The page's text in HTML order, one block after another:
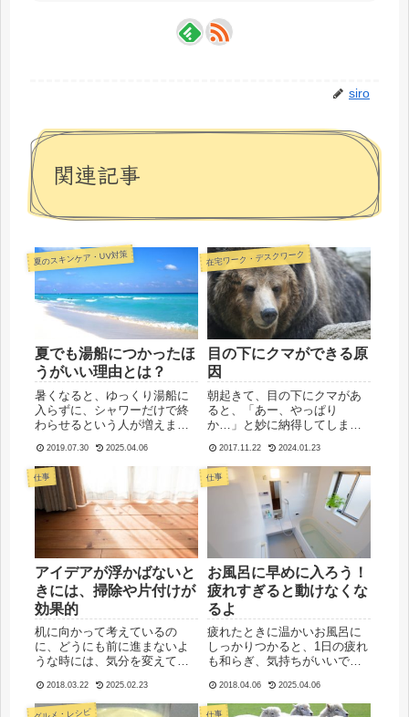
siro
関連記事
夏のスキンケア・UV対策
夏でも湯船につかったほ
うがいい理由とは？
暑くなると、ゆっくり湯船に
入らずに、シャワーだけで終
わらせるという人が増えます
をたくさんかくので、1日に何
度もシャワーを浴びることも
あるでしょう。わざわざ、お
風呂でさらに汗をかきたくな
い、と思うかもしれません
が、夏...
2019.07.30 2025.04.06
在宅ワーク・デスクワーク
目の下にクマができる原
因
朝起きて、目の下にクマがあ
ると、「あー、やっぱり
か…」と妙に納得してしまう
眠るのが遅かったか、テレビ
やインターネットをしていて
画面を見ている時間が長かっ
たか、など何か思い当たると
ころがある場合です。そし
て、ちょっと...
2017.11.22 2024.01.23
仕事
アイデアが浮かばないと
きには、掃除や片付けが
効果的
机に向かって考えているの
に、どうにも前に進まないよ
うな時には、気分を変えて、
ると、アイデアが浮かぶこと
があります。じっとしていた
2018.03.22 2025.02.23
仕事
お風呂に早めに入ろう！
疲れすぎると動けなくな
るよ
疲れたときに温かいお風呂に
しっかりつかると、1日の疲れ
も和らぎ、気持ちがいいです
てしまうと、お風呂に入るの
も面倒になってしまいます。
2018.04.06 2025.04.06
グルメ・レシピ 仕事